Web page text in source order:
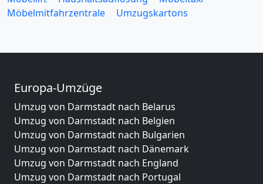
Möbelmitfahrzentrale
Umzugskartons
Europa-Umzüge
Umzug von Darmstadt nach Belarus
Umzug von Darmstadt nach Belgien
Umzug von Darmstadt nach Bulgarien
Umzug von Darmstadt nach Dänemark
Umzug von Darmstadt nach England
Umzug von Darmstadt nach Portugal